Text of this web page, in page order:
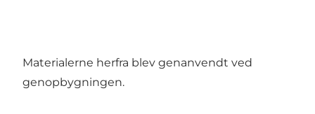
Materialerne herfra blev genanvendt ved
genopbygningen.